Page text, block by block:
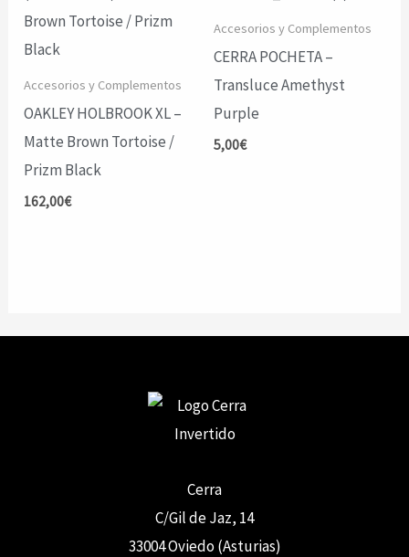
Accesorios y Complementos
OAKLEY HOLBROOK XL –
Matte Brown Tortoise /
Prizm Black
162,00€
Accesorios y Complementos
CERRA POCHETA –
Transluce Amethyst
Purple
5,00€
Cerra
C/Gil de Jaz, 14
33004 Oviedo (Asturias)